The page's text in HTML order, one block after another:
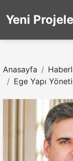
Yeni
Anasayfa
Ege Yapı